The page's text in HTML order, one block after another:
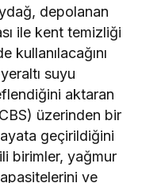
depolanan
ile kent temizliği
kullanılacağını
suyu
aktaran
üzerinden bir
geçirildiğini
birimler, yağmur
ve